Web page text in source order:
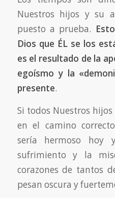
Nuestros hijos y su
puesto a prueba.
Dios que ÉL se los
es el resultado de la
egoísmo y la
presente.
Si todos Nuestros
en el camino
sería hermoso
sufrimiento y la
corazones de tantos
pesan oscura y